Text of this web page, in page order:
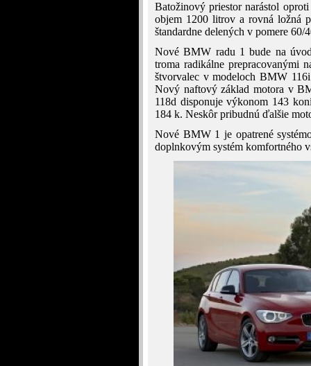
Batožinový priestor narástol
objem 1200 litrov a rovná ložná
štandardne delených v pomere 60/
Nové BMW radu 1 bude na
troma radikálne prepracovanými
štvorvalec v modeloch BMW
Nový naftový základ motora v
118d disponuje výkonom 143
184 k. Neskôr pribudnú ďalšie
Nové BMW 1 je opatrené
doplnkovým systém komfortného